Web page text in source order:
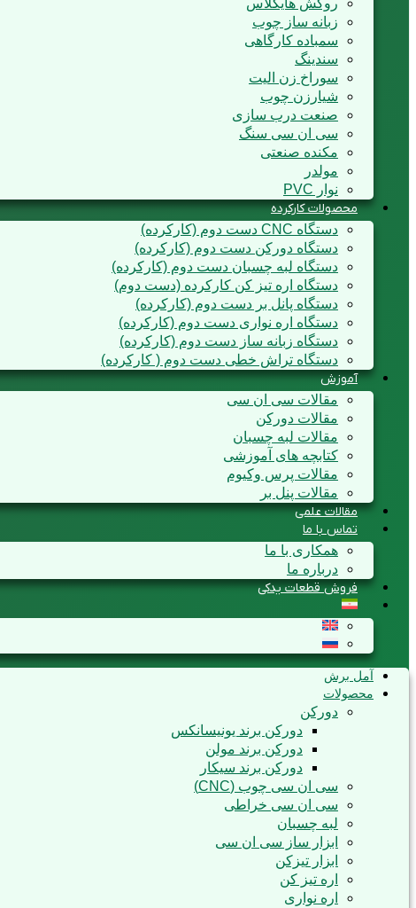
روکش هایگلاس
زبانه ساز چوب
سمباده کارگاهی
سندینگ
سوراخ زن الیت
شیارزن چوب
صنعت درب سازی
سی ان سی سنگ
مکنده صنعتی
مولدر
نوار PVC
محصولات کارکرده
دستگاه CNC دست دوم (کارکرده)
دستگاه دورکن دست دوم (کارکرده)
دستگاه لبه چسبان دست دوم (کارکرده)
دستگاه اره تیز کن کارکرده (دست دوم)
دستگاه پانل بر دست دوم (کارکرده)
دستگاه اره نواری دست دوم (کارکرده)
دستگاه زبانه ساز دست دوم (کارکرده)
دستگاه تراش خطی دست دوم ( کارکرده)
آموزش
مقالات سی ان سی
مقالات دورکن
مقالات لبه چسبان
کتابچه های آموزشی
مقالات پرس وکیوم
مقالات پنل بر
مقالات علمی
تماس با ما
همکاری با ما
درباره ما
فروش قطعات یدکی
آمل برش
محصولات
دورکن
دورکن برند یونیسانکس
دورکن برند مولن
دورکن برند سیکار
سی ان سی چوب (CNC)
سی ان سی خراطی
لبه چسبان
ابزار ساز سی ان سی
ابزار تیزکن
اره تیز کن
اره نواری